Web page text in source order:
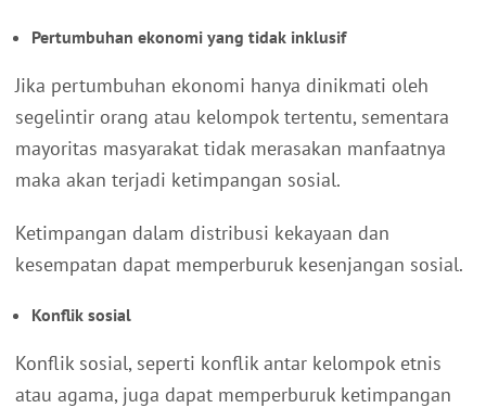
Pertumbuhan ekonomi yang tidak inklusif
Jika pertumbuhan ekonomi hanya dinikmati oleh
segelintir orang atau kelompok tertentu, sementara
mayoritas masyarakat tidak merasakan manfaatnya
maka akan terjadi ketimpangan sosial.
Ketimpangan dalam distribusi kekayaan dan
kesempatan dapat memperburuk kesenjangan sosial.
Konflik sosial
Konflik sosial, seperti konflik antar kelompok etnis
atau agama, juga dapat memperburuk ketimpangan